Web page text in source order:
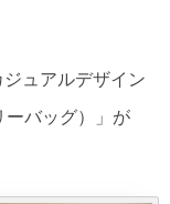
ュアルデザイン
ーバッグ）」が